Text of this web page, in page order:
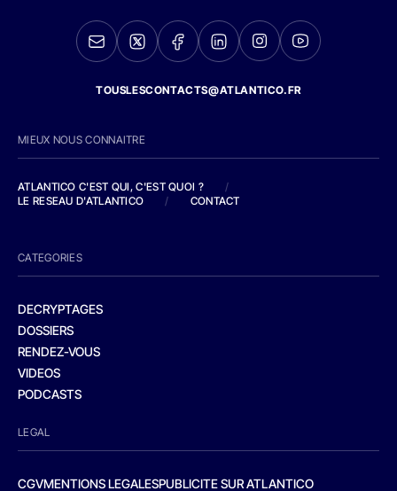
TOUSLESCONTACTS@ATLANTICO.FR
MIEUX NOUS CONNAITRE
ATLANTICO C'EST QUI, C'EST QUOI ?
/
LE RESEAU D'ATLANTICO
/ CONTACT
CATEGORIES
DECRYPTAGES
DOSSIERS
RENDEZ-VOUS
VIDEOS
PODCASTS
LEGAL
CGVMENTIONS LEGALESPUBLICITE SUR ATLANTICO